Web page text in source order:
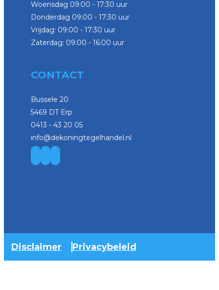
Woensdag 09:00 - 17:30 uur
Donderdag 09:00 - 17:30 uur
Vrijdag: 09:00 - 17:30 uur
Zaterdag: 09:00 - 16:00 uur
CONTACT
Bussele 20
5469 DT Erp
0413 - 43 20 05
info@dekoningtegelhandel.nl
Disclaimer Privacybeleid